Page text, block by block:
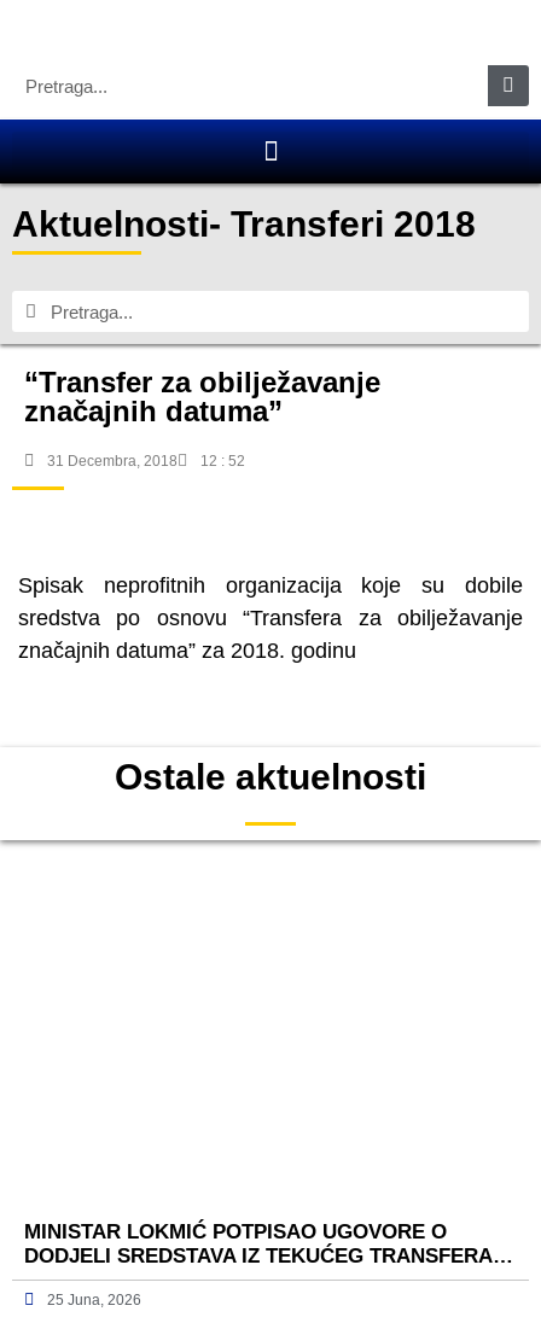
Aktuelnosti- Transferi 2018
“Transfer za obilježavanje
značajnih datuma”
31 Decembra, 2018 12 : 52
Spisak neprofitnih organizacija koje su dobile
sredstva po osnovu “Transfera za obilježavanje
značajnih datuma” za 2018. godinu
Ostale aktuelnosti
MINISTAR LOKMIĆ POTPISAO UGOVORE O
DODJELI SREDSTAVA IZ TEKUĆEG TRANSFERA…
25 Juna, 2026